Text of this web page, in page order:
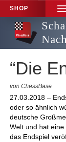
SHOP
“Die
von ChessBase
27.03.2018 –
oder so ähnlich
deutsche
Welt und hat
das Endspiel